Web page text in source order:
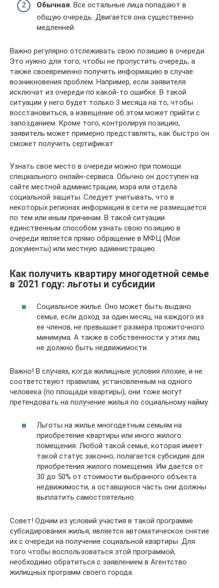
Обычная. Все остальные лица попадают в
общую очередь. Двигается она существенно
медленней.
Важно регулярно отслеживать свою позицию в очереди.
Это нужно для того, чтобы не пропустить очередь, а
также своевременно получить информацию в случае
возникновения проблем. Например, если заявителя
исключат из очереди по какой-то ошибке. В такой
ситуации у него будет только 3 месяца на то, чтобы
восстановиться, а извещение об этом может прийти с
запозданием. Кроме того, контролируя позицию,
заявитель может примерно представлять, как быстро он
сможет получить сертификат.
Узнать свое место в очереди можно при помощи
специального онлайн-сервиса. Обычно он доступен на
сайте местной администрации, мэра или отдела
социальной защиты. Следует учитывать, что в
некоторых регионах информация в сети не размещается
по тем или иным причинам. В такой ситуации
единственным способом узнать свою позицию в
очереди является прямо обращение в МФЦ (Мои
документы) или местную администрацию.
Как получить квартиру многодетной семье
в 2021 году: льготы и субсидии
Социальное жилье. Оно может быть выдано
семье, если доход за один месяц, на каждого из
ее членов, не превышает размера прожиточного
минимума. А также в собственности у этих лиц
не должно быть недвижимости.
Важно! В случаях, когда жилищные условия плохие, и не
соответствуют правилам, установленным на одного
человека (по площади квартиры), они тоже могут
претендовать на получение жилья по социальному найму.
Льготы на жилье многодетным семьям на
приобретение квартиры или иного жилого
помещения. Любой такой семье, которая имеет
такой статус законно, полагается субсидия для
приобретения жилого помещения. Им дается от
30 до 50% от стоимости выбранного объекта
недвижимости, а оставшуюся часть они должны
выплатить самостоятельно.
Совет! Одним из условий участия в такой программе
субсидирования жилья, является автоматическое снятие
их с очереди на получение социальной квартиры. Для
того чтобы воспользоваться этой программой,
необходимо обратиться с заявлением в Агентство
жилищных программ своего города.